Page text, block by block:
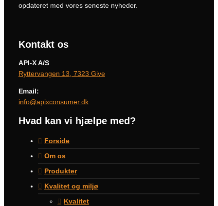
opdateret med vores seneste nyheder.
Kontakt os
API-X A/S
Ryttervangen 13, 7323 Give
Email:
info@apixconsumer.dk
Hvad kan vi hjælpe med?
Forside
Om os
Produkter
Kvalitet og miljø
Kvalitet